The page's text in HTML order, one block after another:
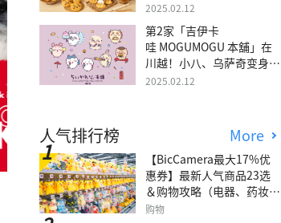
2025.02.12
第2家「吉伊卡
哇 MOGUMOGU 本舖」在
川越！小八、乌萨奇变身可
爱地瓜！
2025.02.12
人气排行榜 More
【BicCamera最大17%优
惠券】最新人气商品23选
＆购物攻略（电器、药妆、
玩具等）
购物